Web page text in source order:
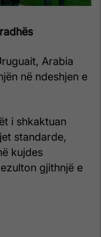
Arabia
në ndeshjen e
i shkaktuan
standarde,
kujdes
gjithnjë e